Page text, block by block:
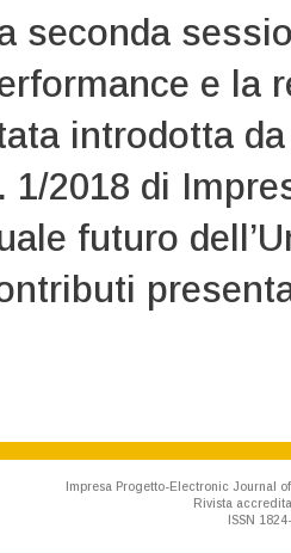
seconda
e la
introdotta
1/2018 di
futuro
Impresa Progetto-Electronic Journal
Rivista
ISSN